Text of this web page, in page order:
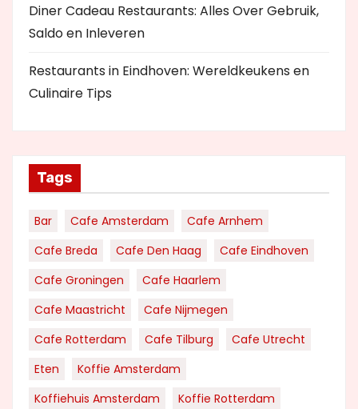
Diner Cadeau Restaurants: Alles Over Gebruik,
Saldo en Inleveren
Restaurants in Eindhoven: Wereldkeukens en
Culinaire Tips
Tags
Bar Cafe Amsterdam
Cafe Arnhem
Cafe Breda
Cafe Den Haag
Cafe Eindhoven
Cafe Groningen
Cafe Haarlem
Cafe Maastricht
Cafe Nijmegen
Cafe Rotterdam
Cafe Tilburg
Cafe Utrecht
Eten
Koffie Amsterdam
Koffiehuis Amsterdam
Koffie Rotterdam